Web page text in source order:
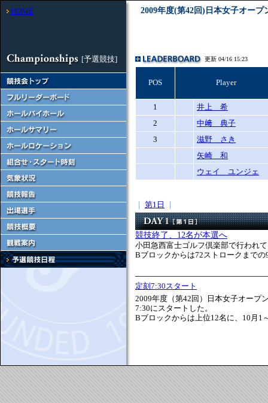
HOME
[予選競技]
2009年度(第42回)日本女子オー
更新 04/16 15:23
POS Player
1
井上 希
2
中﨑 典子
3
滋野 さき
矢崎 和
ウェイ ユンジェ
｜ 第1日 ｜
競技終了、12名が本選へ
小田急西富士ゴルフ倶楽部で行われ
Bブロックからは72ストロークまで
定刻7:30スタート
2009年度（第42回）日本女子オー
7:30にスタートした。
Bブロックからは上位12名に、10月1